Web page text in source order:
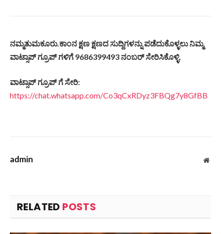
ನಮ್ಮತುಮಕೂರು.ಕಾಂನ ಕ್ಷಣ ಕ್ಷಣದ ಸುದ್ದಿಗಳನ್ನು ಪಡೆದುಕೊಳ್ಳಲು ನಿಮ್ಮ
ವಾಟ್ಸಾಪ್ ಗ್ರೂಪ್ ಗಳಿಗೆ 9686399493 ನಂಬರ್ ಸೇರಿಸಿಕೊಳ್ಳಿ.
ವಾಟ್ಸಾಪ್ ಗ್ರೂಪ್ ಗೆ ಸೇರಿ:
https://chat.whatsapp.com/Co3qCxRDyz3FBQg7y8GfBB
admin
RELATED POSTS